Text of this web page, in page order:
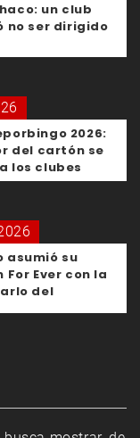
un club
no ser dirigido
2026:
del cartón se
los clubes
asumió su
Ever con la
del